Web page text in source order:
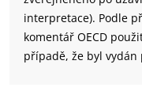
interpretace). Podle
komentář OECD
případě, že byl